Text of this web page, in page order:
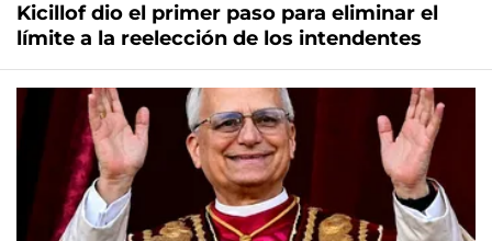
Kicillof dio el primer paso para eliminar el
límite a la reelección de los intendentes